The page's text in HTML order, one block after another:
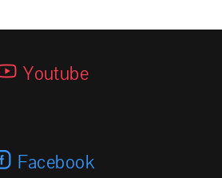
E-15 SDS 3k
Youtube
Facebook